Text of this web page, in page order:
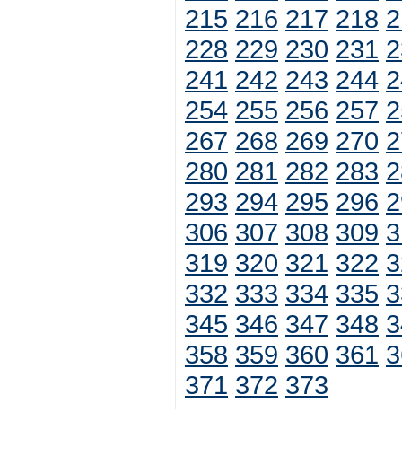
215 216 217 218
228 229 230 231
241 242 243 244
254 255 256 257
267 268 269 270
280 281 282 283
293 294 295 296
306 307 308 309
319 320 321 322
332 333 334 335
345 346 347 348
358 359 360 361
371 372 373